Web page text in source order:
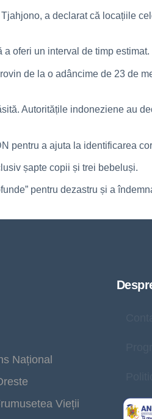
a declarat că locațiile
a oferi un interval de timp estimat.
de la o adâncime de 23 de
Autoritățile indoneziene au
pentru a ajuta la identificarea
șapte copii și trei bebeluși.
pentru dezastru și a
Național
Vieții